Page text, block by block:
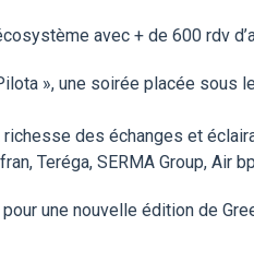
avec + de 600 rdv
», une soirée placée sous
richesse des échanges et
Teréga, SERMA Group, Air
une nouvelle édition de